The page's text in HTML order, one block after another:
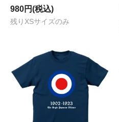
980円(税込)
残りXSサイズのみ